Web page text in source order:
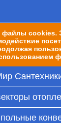
файлы cookies.